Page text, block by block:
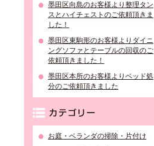
墨田区向島のお客様より整理タン
スとハイチェストのご依頼頂きま
した！
墨田区東駒形のお客様よりダイニ
ングソファとテーブルの回収のご
依頼頂きました！
墨田区本所のお客様よりベッド処
分のご依頼頂きました
お庭・ベランダの掃除・片付け